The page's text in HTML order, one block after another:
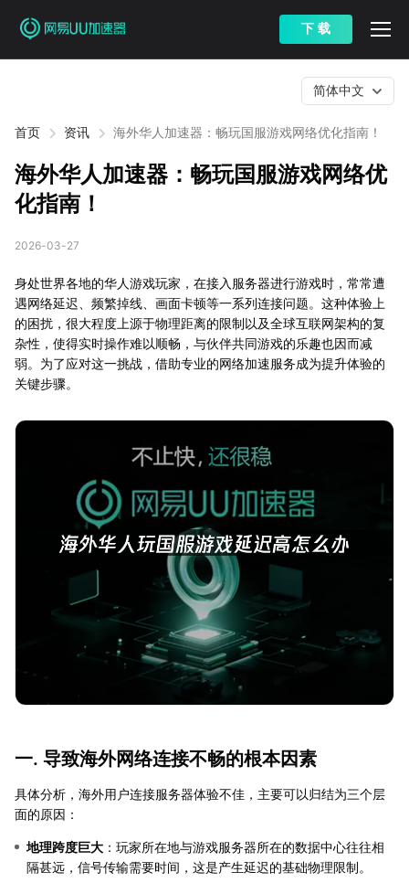
下 载
首页 资讯 海外华人加速器：畅玩国服游戏网络优化指南！
简体中文
海外华人加速器：畅玩国服游戏网络优
化指南！
2026-03-27
身处世界各地的华人游戏玩家，在接入服务器进行游戏时，常常遭
遇网络延迟、频繁掉线、画面卡顿等一系列连接问题。这种体验上
的困扰，很大程度上源于物理距离的限制以及全球互联网架构的复
杂性，使得实时操作难以顺畅，与伙伴共同游戏的乐趣也因而减
弱。为了应对这一挑战，借助专业的网络加速服务成为提升体验的
关键步骤。
一. 导致海外网络连接不畅的根本因素
具体分析，海外用户连接服务器体验不佳，主要可以归结为三个层
面的原因：
地理跨度巨大 ：玩家所在地与游戏服务器所在的数据中心往往相
隔甚远，信号传输需要时间，这是产生延迟的基础物理限制。